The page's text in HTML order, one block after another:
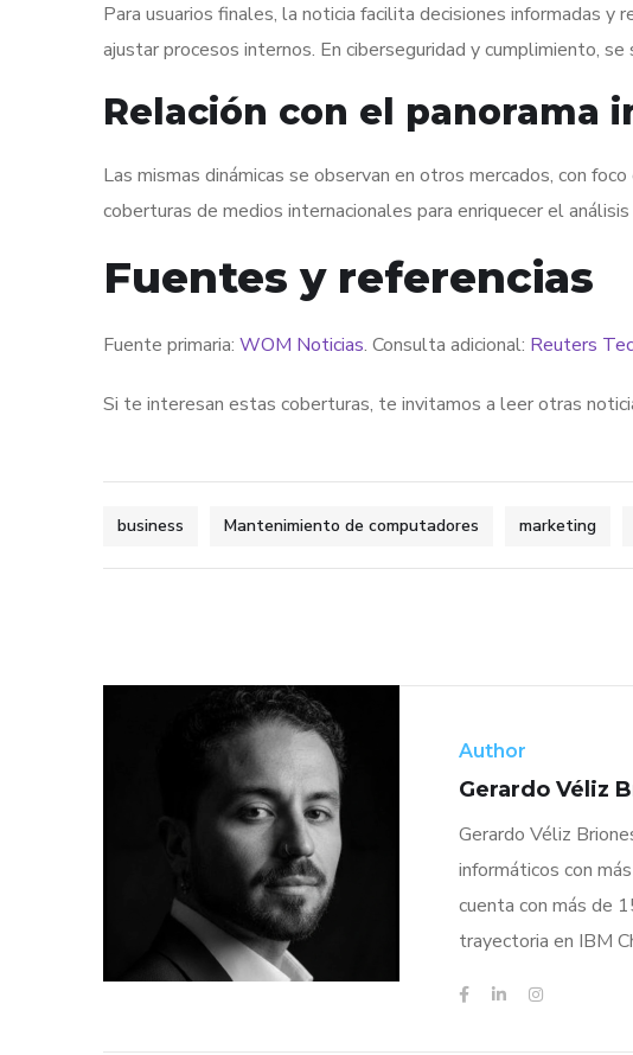
Para usuarios finales, la noticia facilita decisiones informadas y
ajustar procesos internos. En ciberseguridad y cumplimiento,
Relación con el panorama
Las mismas dinámicas se observan en otros mercados, con
coberturas de medios internacionales para enriquecer el análisis
Fuentes y referencias
Fuente primaria: WOM Noticias. Consulta adicional: Reuters
Si te interesan estas coberturas, te invitamos a leer otras
business Mantenimiento de computadores marketing
Author
Gerardo Véliz
Gerardo Véliz
informáticos con
cuenta con más de
trayectoria en IBM